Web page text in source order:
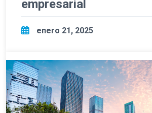
empresarial
enero 21, 2025